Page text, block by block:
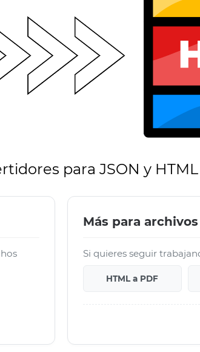
para JSON y HTML
Más para archivos
Si quieres seguir
HTML a PDF